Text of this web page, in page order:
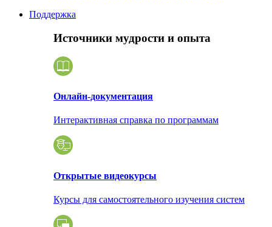
Поддержка
Источники мудрости и опыта
Онлайн-документация
Интерактивная справка по программам
Открытые видеокурсы
Курсы для самостоятельного изучения систем